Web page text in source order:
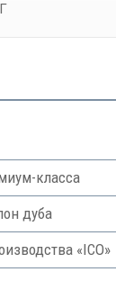
класса
дуба
«ICO»